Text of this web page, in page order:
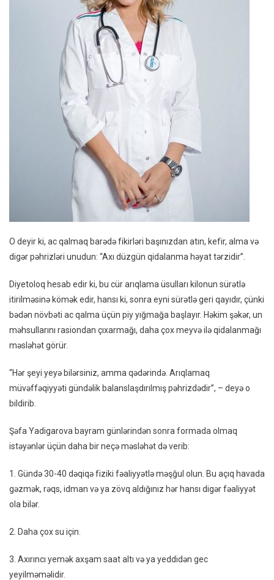
O deyir ki, ac qalmaq barədə fikirləri başınızdan atın, kefir, alma və
digər pəhrizləri unudun: “Axı düzgün qidalanma həyat tərzidir”.
Diyetoloq hesab edir ki, bu cür arıqlama üsulları kilonun sürətlə
itirilməsinə kömək edir, hansı ki, sonra eyni sürətlə geri qayıdır, çünki
bədən növbəti ac qalma üçün piy yığmağa başlayır. Həkim şəkər, un
məhsullarını rasiondan çıxarmağı, daha çox meyvə ilə qidalanmağı
məsləhət görür.
“Hər şeyi yeyə bilərsiniz, amma qədərində. Arıqlamaq
müvəffəqiyyəti gündəlik balanslaşdırılmış pəhrizdədir”, – deyə o
bildirib.
Şəfa Yadigarova bayram günlərindən sonra formada olmaq
istəyənlər üçün daha bir neçə məsləhət də verib:
1. Gündə 30-40 dəqiqə fiziki fəaliyyətlə məşğul olun. Bu açıq havada
gəzmək, rəqs, idman və ya zövq aldığınız hər hansı digər fəaliyyət
ola bilər.
2. Daha çox su için.
3. Axırıncı yemək axşam saat altı və ya yeddidən gec
yeyilməməlidir.